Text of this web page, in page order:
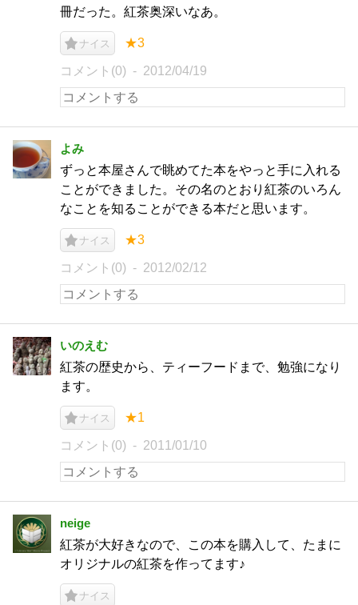
冊だった。紅茶奥深いなあ。
ナイス ★3
コメント(0) 2012/04/19
よみ
ずっと本屋さんで眺めてた本をやっと手に入れる
ことができました。その名のとおり紅茶のいろん
なことを知ることができる本だと思います。
ナイス ★3
コメント(0) 2012/02/12
いのえむ
紅茶の歴史から、ティーフードまで、勉強になり
ます。
ナイス ★1
コメント(0) 2011/01/10
neige
紅茶が大好きなので、この本を購入して、たまに
オリジナルの紅茶を作ってます♪
ナイス